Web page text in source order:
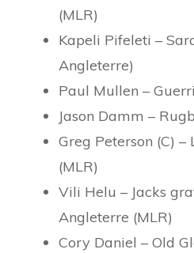
(MLR)
Kapeli Pifeleti –
Angleterre)
Paul Mullen –
Jason Damm –
Greg Peterson (C)
(MLR)
Vili Helu – Jacks
Angleterre (MLR)
Cory Daniel – Old